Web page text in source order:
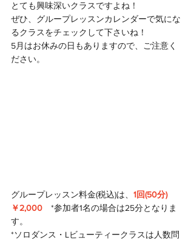
とても興味深いクラスですよね！
ぜひ、グループレッスンカレンダーで気にな
るクラスをチェックして下さいね！
5月はお休みの日もありますので、ご注意く
ださい。
グループレッスン料金(税込)は、 1回(50分)
￥2,000 *参加者1名の場合は25分となりま
す。
*ソロダンス・Lビューティークラスは人数問